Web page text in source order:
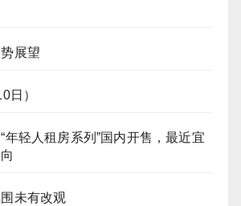
展望
日）
年轻人租房系列”国内开售，最近宜
未有改观